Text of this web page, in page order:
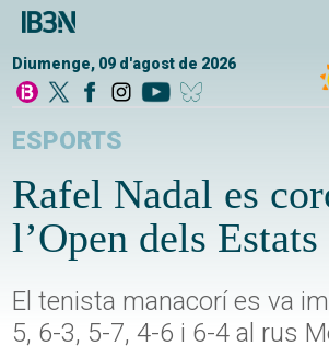
Diumenge, 09 d'agost de 2026
ESPORTS
Rafel Nadal es
l’Open dels
El tenista manacorí es va
5, 6-3, 5-7, 4-6 i 6-4 al rus